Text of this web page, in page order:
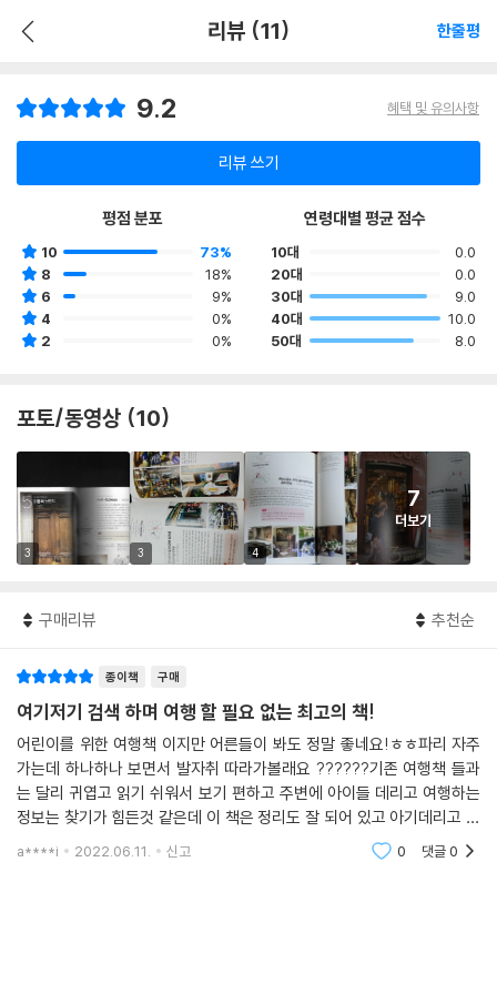
리뷰 (11) 한줄평
9.2 혜택 및 유의사항
리뷰 쓰기
평점 분포
10
73%
8
18%
6
9%
4
0%
2
0%
연령대별 평균 점수
10대
0.0
20대
0.0
30대
9.0
40대
10.0
50대
8.0
포토/동영상 (10)
3 3 4
7
더보기
구매리뷰 추천순
종이책 구매
여기저기 검색 하며 여행 할 필요 없는 최고의 책!
어린이를 위한 여행책 이지만 어른들이 봐도 정말 좋네요!ㅎㅎ파리 자주
가는데 하나하나 보면서 발자취 따라가볼래요 ??????기존 여행책 들과
는 달리 귀엽고 읽기 쉬워서 보기 편하고 주변에 아이들 데리고 여행하는
정보는 찾기가 힘든것 같은데 이 책은 정리도 잘 되어 있고 아기데리고 여
행가는 친구들에게 소개해주고 싶은 책!!아가들도 너무나 러블리 ????ㅡ
a****i 2022.06.11. 신고 0 댓글0